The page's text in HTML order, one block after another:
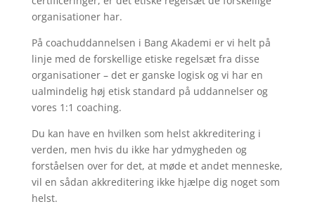
organisationer har.
På coachuddannelsen i Bang Akademi er vi helt på
linje med de forskellige etiske regelsæt fra disse
organisationer – det er ganske logisk og vi har en
ualmindelig høj etisk standard på uddannelser og
vores 1:1 coaching.
Du kan have en hvilken som helst akkreditering i
verden, men hvis du ikke har ydmygheden og
forståelsen over for det, at møde et andet menneske,
vil en sådan akkreditering ikke hjælpe dig noget som
helst.